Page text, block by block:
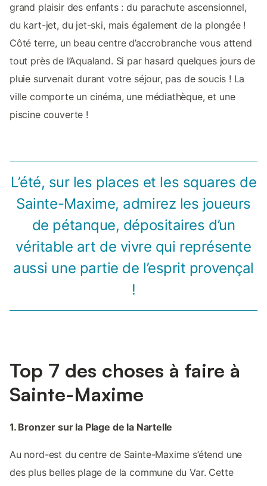
grand plaisir des enfants : du parachute ascensionnel,
du kart-jet, du jet-ski, mais également de la plongée !
Côté terre, un beau centre d’accrobranche vous attend
tout près de l’Aqualand. Si par hasard quelques jours de
pluie survenait durant votre séjour, pas de soucis ! La
ville comporte un cinéma, une médiathèque, et une
piscine couverte !
L’été, sur les places et les squares de
Sainte-Maxime, admirez les joueurs
de pétanque, dépositaires d’un
véritable art de vivre qui représente
aussi une partie de l’esprit provençal
!
Top 7 des choses à faire à
Sainte-Maxime
1. Bronzer sur la Plage de la Nartelle
Au nord-est du centre de Sainte-Maxime s’étend une
des plus belles plage de la commune du Var. Cette